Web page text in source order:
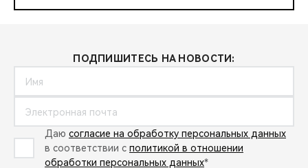
ПОДПИШИТЕСЬ НА НОВОСТИ:
Даю согласие на обработку персональных данных
в соответствии с политикой в отношении
обработки персональных данных*